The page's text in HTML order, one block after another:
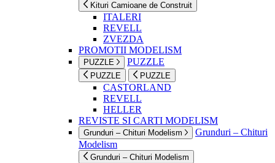
Kituri Camioane de Construit
ITALERI
REVELL
ZVEZDA
PROMOTII MODELISM
PUZZLE PUZZLE
PUZZLE PUZZLE
CASTORLAND
REVELL
HELLER
REVISTE SI CARTI MODELISM
Grunduri – Chituri Modelism
Grunduri – Chituri
Modelism
Grunduri – Chituri Modelism